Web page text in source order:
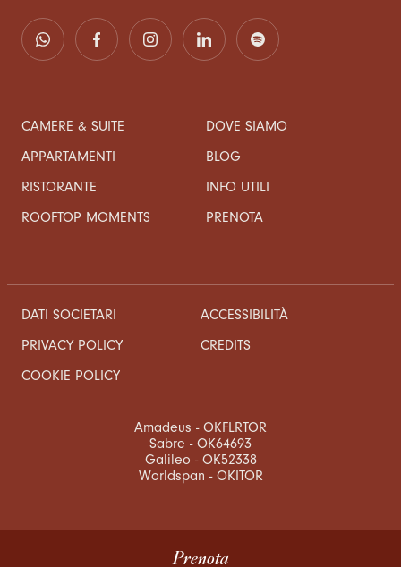
Prenota
CAMERE & SUITE
APPARTAMENTI
RISTORANTE
ROOFTOP MOMENTS
DOVE SIAMO
BLOG
INFO UTILI
PRENOTA
DATI SOCIETARI
PRIVACY POLICY
COOKIE POLICY
ACCESSIBILITÀ
CREDITS
Amadeus - OKFLRTOR
Sabre - OK64693
Galileo - OK52338
Worldspan - OKITOR